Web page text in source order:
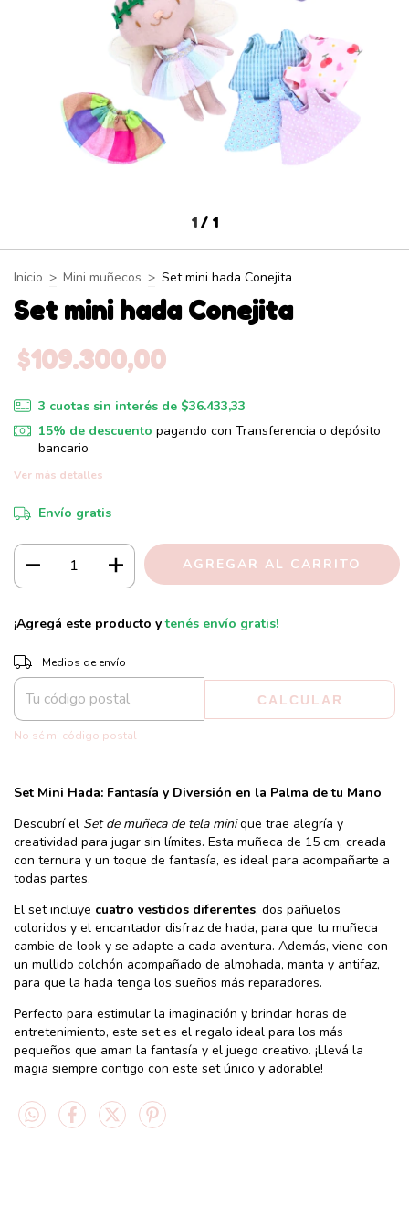
1 / 1
Inicio > Mini muñecos > Set mini hada Conejita
Set mini hada Conejita
$109.300,00
3 cuotas sin interés de $36.433,33
15% de descuento pagando con Transferencia o depósito
bancario
Ver más detalles
Envío gratis
¡Agregá este producto ytenés envío gratis!
Entregas para el CP:
Medios de envío
CALCULAR
No sé mi código postal
Set Mini Hada: Fantasía y Diversión en la Palma de tu Mano
Descubrí el Set de muñeca de tela minique trae alegría y
creatividad para jugar sin límites. Esta muñeca de 15 cm, creada
con ternura y un toque de fantasía, es ideal para acompañarte a
todas partes.
El set incluye cuatro vestidos diferentes, dos pañuelos
coloridos y el encantador disfraz de hada, para que tu muñeca
cambie de look y se adapte a cada aventura. Además, viene con
un mullido colchón acompañado de almohada, manta y antifaz,
para que la hada tenga los sueños más reparadores.
Perfecto para estimular la imaginación y brindar horas de
entretenimiento, este set es el regalo ideal para los más
pequeños que aman la fantasía y el juego creativo. ¡Llevá la
magia siempre contigo con este set único y adorable!